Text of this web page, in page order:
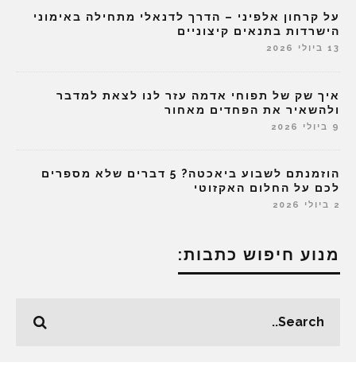
על קרחון אלפיני – הדרך לדנאלי מתחילה באימוני
הישרדות בתנאים קיצוניים
13 ביולי 2026
איך שק של תפוחי אדמה עזר לנו לצאת למדבר
ולהשאיר את הפחדים מאחור
9 ביולי 2026
הוזמנתם לשבוע ביאכטה? 5 דברים שלא מספרים
לכם על החלום האקזוטי
2 ביולי 2026
מנוע חיפוש כתבות: